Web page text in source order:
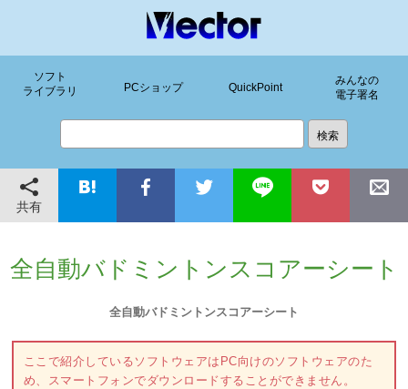
ソフト
ライブラリ
PCショップ QuickPoint
みんなの
電子署名
共有
全自動バドミントンスコアーシート
全自動バドミントンスコアーシート
ここで紹介しているソフトウェアはPC向けのソフトウェアのた
め、スマートフォンでダウンロードすることができません。